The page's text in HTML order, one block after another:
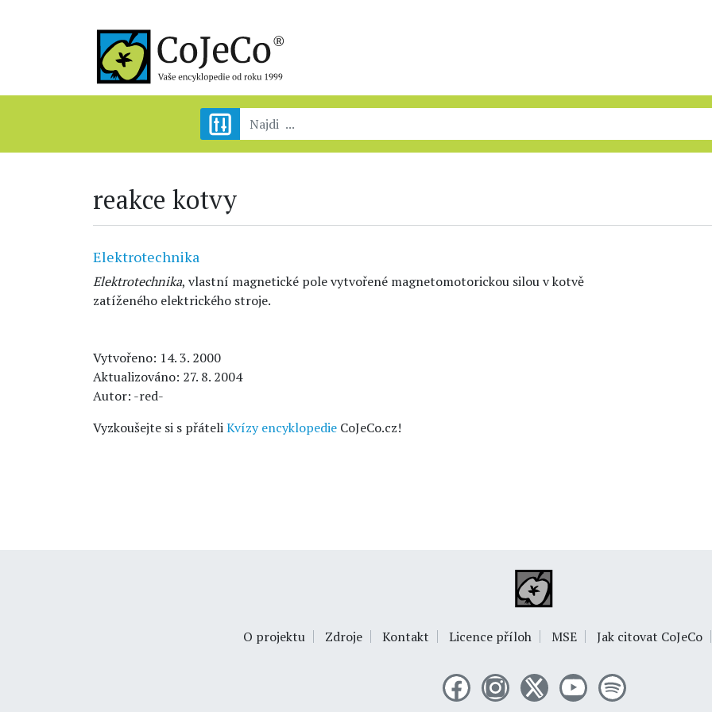
reakce kotvy
Elektrotechnika
Elektrotechnika, vlastní magnetické pole vytvořené magnetomotorickou silou v kotvě
zatíženého elektrického stroje.
Vytvořeno: 14. 3. 2000
Aktualizováno: 27. 8. 2004
Autor: -red-
Vyzkoušejte si s přáteliKvízy encyklopedie CoJeCo.cz!
O projektu Zdroje Kontakt Licence příloh MSE Jak citovat CoJeCo